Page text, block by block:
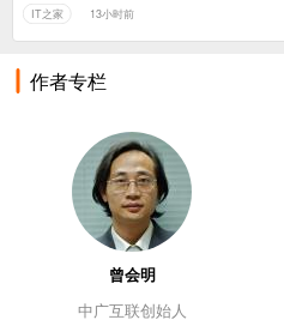
IT之家 13小时前
作者专栏
曾会明
中广互联创始人